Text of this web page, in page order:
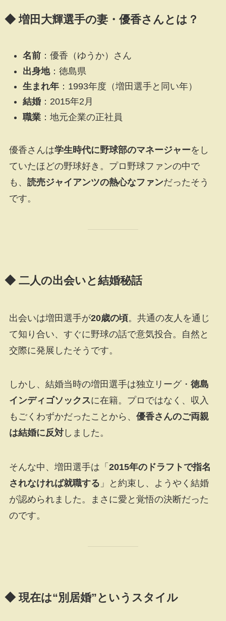
◆ 増田大輝選手の妻・優香さんとは？
名前：優香（ゆうか）さん
出身地：徳島県
生まれ年：1993年度（増田選手と同い年）
結婚：2015年2月
職業：地元企業の正社員
優香さんは学生時代に野球部のマネージャーをし
ていたほどの野球好き。プロ野球ファンの中で
も、 読売ジャイアンツの熱心なファンだったそう
です。
◆ 二人の出会いと結婚秘話
出会いは増田選手が20歳の頃。共通の友人を通じ
て知り合い、すぐに野球の話で意気投合。自然と
交際に発展したそうです。
しかし、結婚当時の増田選手は独立リーグ・ 徳島
インディゴソックスに在籍。プロではなく、収入
もごくわずかだったことから、 優香さんのご両親
は結婚に反対しました。
そんな中、増田選手は「 2015年のドラフトで指名
されなければ就職する 」と約束し、ようやく結婚
が認められました。まさに愛と覚悟の決断だった
のです。
◆ 現在は“別居婚”というスタイル